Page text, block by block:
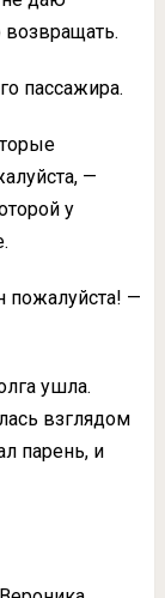
пассажира.
—
у
пожалуйста! —
ушла.
взглядом
парень, и